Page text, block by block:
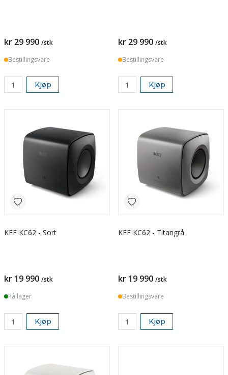
kr 29 990 /stk
Bestillingsvare
Kjøp
kr 29 990 /stk
Bestillingsvare
Kjøp
KEF KC62 - Sort
kr 19 990 /stk
På lager
Kjøp
KEF KC62 - Titangrå
kr 19 990 /stk
Bestillingsvare
Kjøp